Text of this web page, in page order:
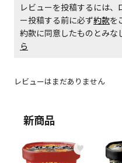
お見積商品です。
レビューを投稿するには
ー投稿する前に必ず約款を
約款に同意したものとみ
ら
レビューはまだありません
新商品
♥